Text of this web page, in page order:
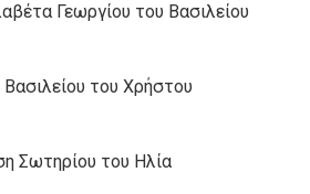
Γεωργίου του Βασιλείου
του Χρήστου
Σωτηρίου του Ηλία